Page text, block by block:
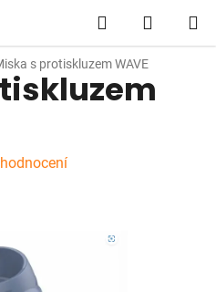
Hledat
KOŠÍK
s protiskluzem WAVE